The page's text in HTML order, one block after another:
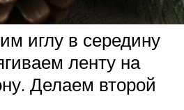
иглу в середину
ленту на
Делаем второй